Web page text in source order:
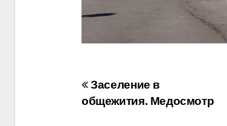
Навигация
по
Заселение в
общежития. Медосмотр